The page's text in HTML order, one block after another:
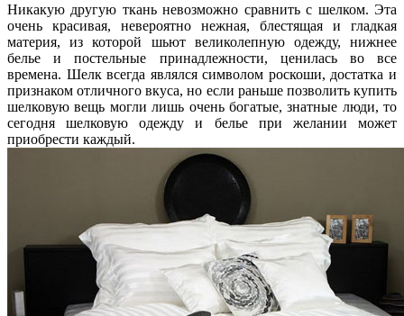
Никакую другую ткань невозможно сравнить с шелком. Эта
очень красивая, невероятно нежная, блестящая и гладкая
материя, из которой шьют великолепную одежду, нижнее
белье и постельные принадлежности, ценилась во все
времена. Шелк всегда являлся символом роскоши, достатка и
признаком отличного вкуса, но если раньше позволить купить
шелковую вещь могли лишь очень богатые, знатные люди, то
сегодня шелковую одежду и белье при желании может
приобрести каждый.